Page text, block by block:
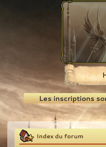
Recherche
Les inscriptions
Index du forum